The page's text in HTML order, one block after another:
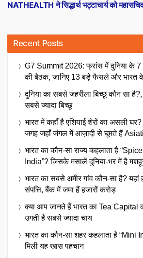
post:
NATHEALTH ने सिद्धार्थ भट्टाचार्य को
Recent Posts
G7 Summit 2026: फ्रांस में दुनिया के
की बैठक, जानिए 13 बड़े फैसले और भारत
दुनिया का सबसे जहरीला बिच्छू कौन सा
सबसे ज्यादा बिच्छू
भारत में कहाँ है एशियाई शेरों का असली घर?
जगह जहाँ जंगल में आज़ादी से घूमते हैं
भारत का कौन-सा राज्य कहलाता है
India”? जिसके मसालें दुनिया-भर में है
भारत का सबसे अमीर गांव कौन-सा है? यहां
संपत्ति, बैंक में जमा हैं हजारों करोड़
क्या आप जानते हैं भारत का Tea Capital
उगती है सबसे ज्यादा चाय
भारत का कौन-सा शहर कहलाता है “Mini
मिली यह खास पहचान